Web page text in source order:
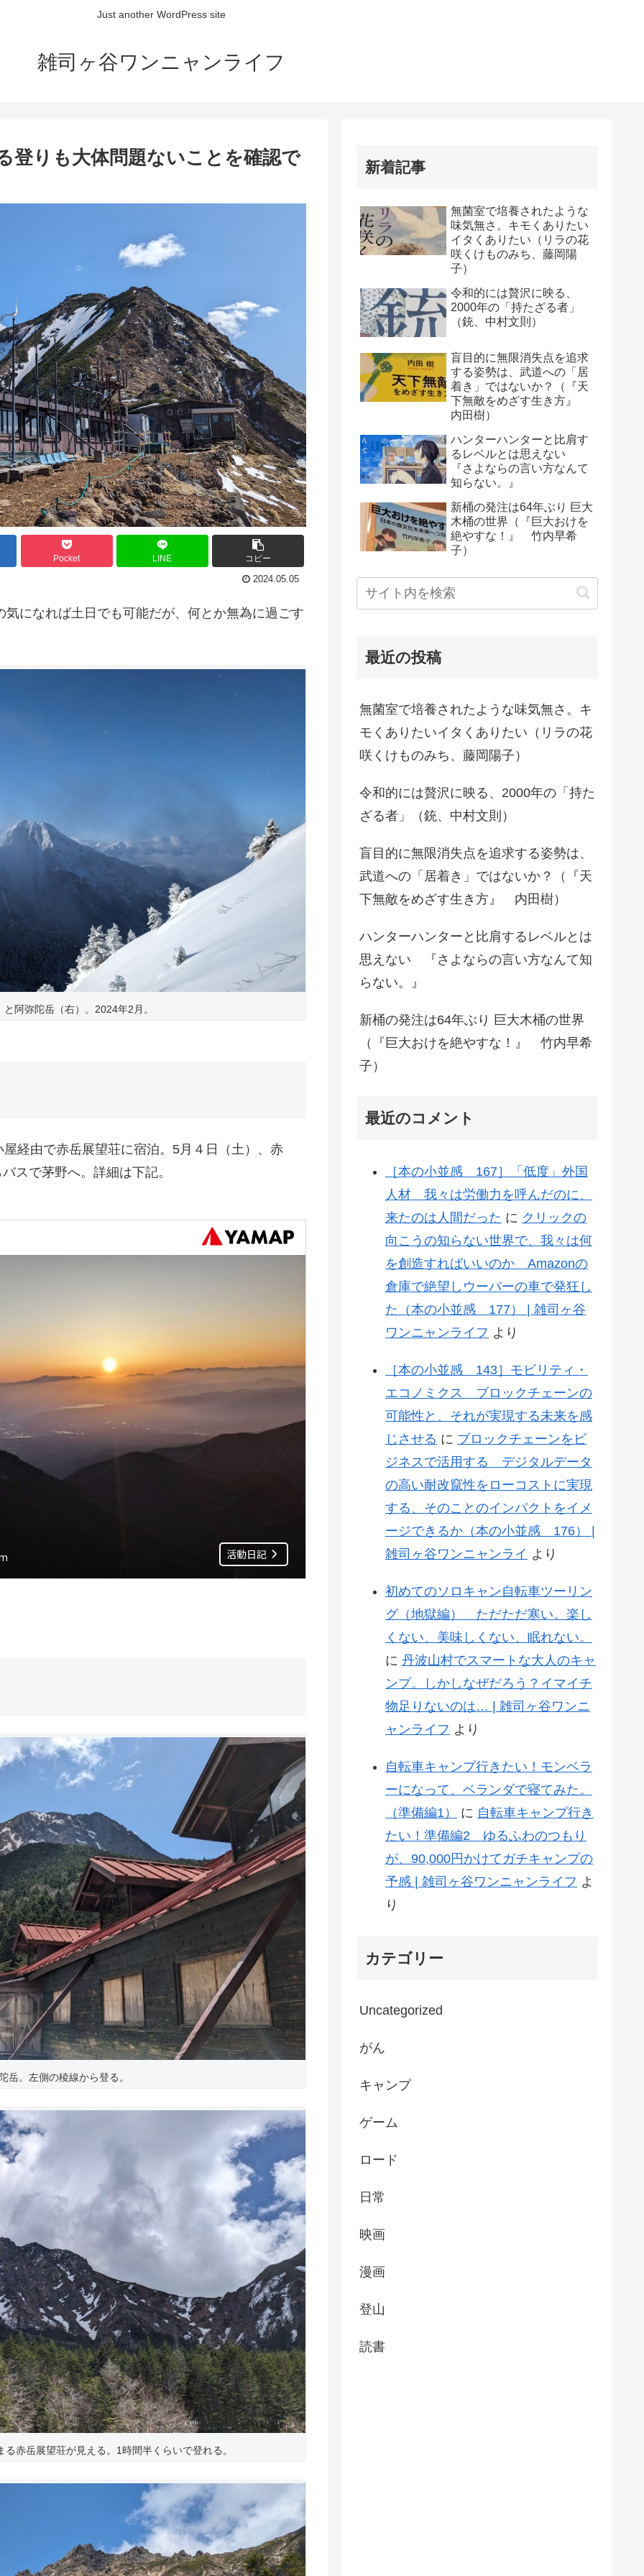
Just another WordPress site
雑司ヶ谷ワンニャンライフ
りも大体問題ないことを確認で
Pocket LINE コピー
2024.05.05
になれば土日でも可能だが、何とか無為に過ごす
阿弥陀岳（右）。2024年2月。
経由で赤岳展望荘に宿泊。5月４日（土）、赤
スで茅野へ。詳細は下記。
岳。左側の稜線から登る。
赤岳展望荘が見える。1時間半くらいで登れる。
新着記事
無菌室で培養されたような
味気無さ。キモくありたい
イタくありたい（リラの花
咲くけものみち、藤岡陽
子）
令和的には贅沢に映る、
2000年の「持たざる者」
（銃、中村文則）
盲目的に無限消失点を追求
する姿勢は、武道への「居
着き」ではないか？（『天
下無敵をめざす生き方』
内田樹）
ハンターハンターと比肩す
るレベルとは思えない
『さよならの言い方なんて
知らない。』
新桶の発注は64年ぶり 巨大
木桶の世界（『巨大おけを
絶やすな！』 竹内早希
子）
最近の投稿
無菌室で培養されたような味気無さ。キ
モくありたいイタくありたい（リラの花
咲くけものみち、藤岡陽子）
令和的には贅沢に映る、2000年の「持た
ざる者」（銃、中村文則）
盲目的に無限消失点を追求する姿勢は、
武道への「居着き」ではないか？（『天
下無敵をめざす生き方』 内田樹）
ハンターハンターと比肩するレベルとは
思えない 『さよならの言い方なんて知
らない。』
新桶の発注は64年ぶり 巨大木桶の世界
（『巨大おけを絶やすな！』 竹内早希
子）
最近のコメント
［本の小並感 167］「低度」外国
人材 我々は労働力を呼んだのに、
来たのは人間だった に クリックの
向こうの知らない世界で、我々は何
を創造すればいいのか Amazonの
倉庫で絶望しウーバーの車で発狂し
た（本の小並感 177） | 雑司ヶ谷
ワンニャンライフ より
［本の小並感 143］モビリティ・
エコノミクス ブロックチェーンの
可能性と、それが実現する未来を感
じさせる に ブロックチェーンをビ
ジネスで活用する デジタルデータ
の高い耐改竄性をローコストに実現
する、そのことのインパクトをイメ
ージできるか（本の小並感 176） |
雑司ヶ谷ワンニャンライ より
初めてのソロキャン自転車ツーリン
グ（地獄編） ただただ寒い。楽し
くない、美味しくない、眠れない。
に 丹波山村でスマートな大人のキャ
ンプ。しかしなぜだろう？イマイチ
物足りないのは… | 雑司ヶ谷ワンニ
ャンライフ より
自転車キャンプ行きたい！モンベラ
ーになって、ベランダで寝てみた。
（準備編1）
に 自転車キャンプ行き
たい！準備編2 ゆるふわのつもり
が、90,000円かけてガチキャンプの
予感 | 雑司ヶ谷ワンニャンライフ よ
り
カテゴリー
Uncategorized
がん
キャンプ
ゲーム
ロード
日常
映画
漫画
登山
読書